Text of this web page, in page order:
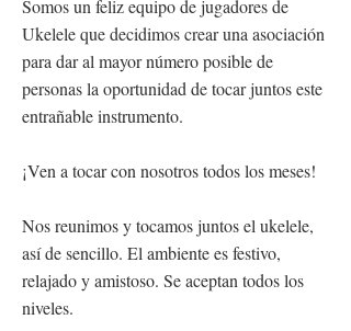
Somos un feliz equipo de jugadores de
Ukelele que decidimos crear una asociación
para dar al mayor número posible de
personas la oportunidad de tocar juntos este
entrañable instrumento.
¡Ven a tocar con nosotros todos los meses!
Nos reunimos y tocamos juntos el ukelele,
así de sencillo. El ambiente es festivo,
relajado y amistoso. Se aceptan todos los
niveles.